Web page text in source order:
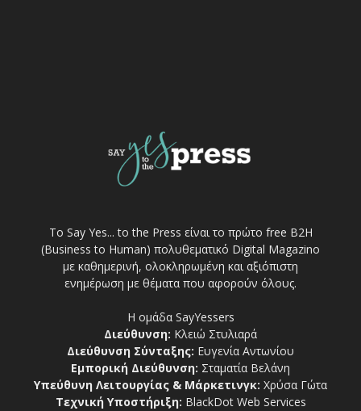
Το Say Yes... to the Press είναι το πρώτο free Β2Η
(Business to Human) πολυθεματικό Digital Magazino
με καθημερινή, ολοκληρωμένη και αξιόπιστη
ενημέρωση με θέματα που αφορούν όλους.
Η ομάδα SayYessers
Διεύθυνση: Κλειώ Στυλιαρά
Διεύθυνση Σύνταξης: Ευγενία Αντωνίου
Εμπορική Διεύθυνση: Σταματία Βελάνη
Υπεύθυνη Λειτουργίας & Μάρκετινγκ: Χρύσα Γώτα
Τεχνική Υποστήριξη: BlackDot Web Services